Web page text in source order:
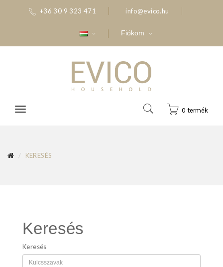
+36 30 9 323 471 info@evico.hu
Fiókom
0 termék
KERESÉS
Keresés
Keresés